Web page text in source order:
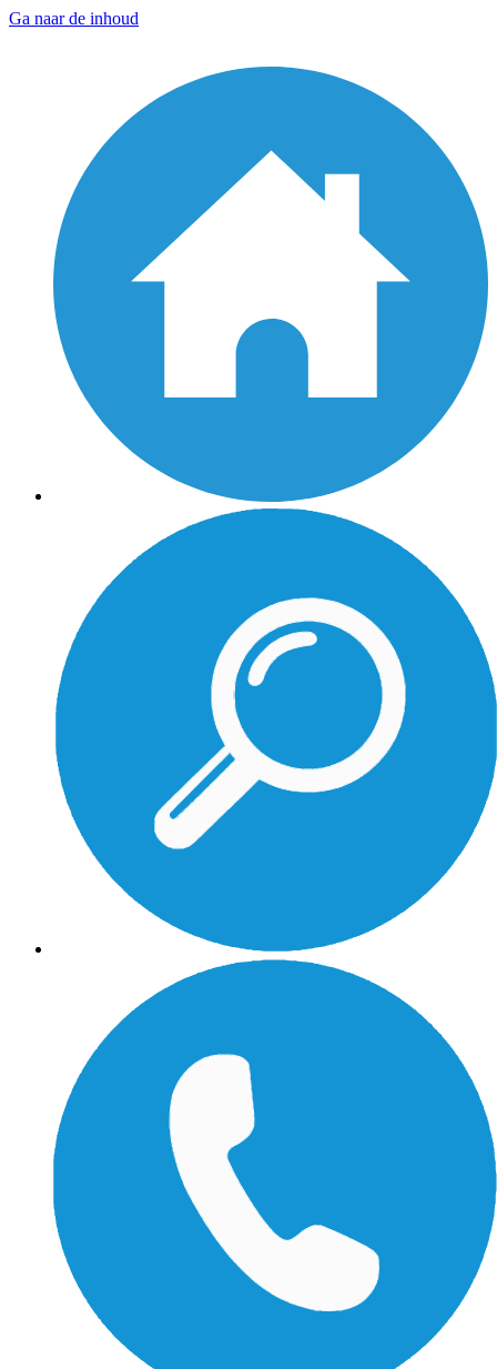
Ga naar de inhoud